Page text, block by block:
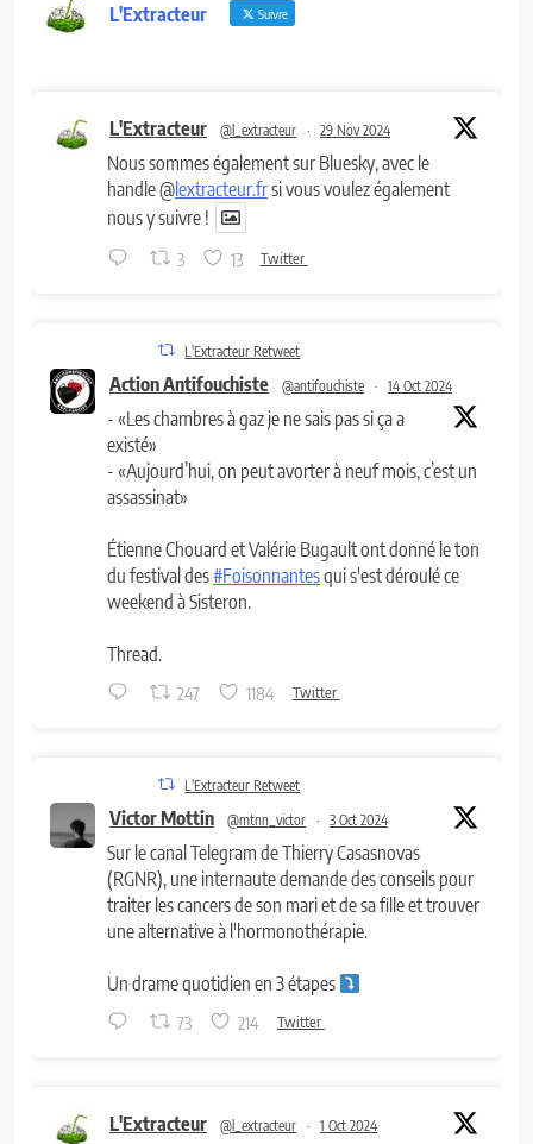
L'Extracteur Suivre
L'Extracteur @l_extracteur · 29 Nov 2024
Nous sommes également sur Bluesky, avec le
handle @lextracteur.frsi vous voulez également
nous y suivre !
3 13 Twitter
L'Extracteur Retweet
Action Antifouchiste @antifouchiste · 14 Oct 2024
- «Les chambres à gaz je ne sais pas si ça a
existé»
- «Aujourd’hui, on peut avorter à neuf mois, c’est un
assassinat»
Étienne Chouard et Valérie Bugault ont donné le ton
du festival des#Foisonnantesqui s'est déroulé ce
weekend à Sisteron.
Thread.
247 1184 Twitter
L'Extracteur Retweet
Victor Mottin @mtnn_victor · 3 Oct 2024
Sur le canal Telegram de Thierry Casasnovas
(RGNR), une internaute demande des conseils pour
traiter les cancers de son mari et de sa fille et trouver
une alternative à l'hormonothérapie.
Un drame quotidien en 3 étapes
73 214 Twitter
L'Extracteur @l_extracteur · 1 Oct 2024